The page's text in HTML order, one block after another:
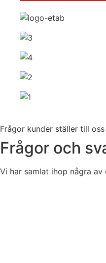
Frågor kunder ställer till oss
Frågor och
Vi har samlat ihop några